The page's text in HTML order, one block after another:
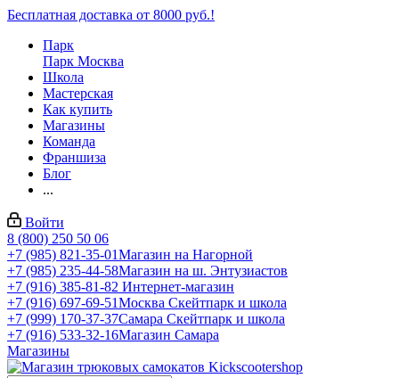
Бесплатная доставка от 8000 руб.!
Парк
Парк Москва
Школа
Мастерская
Как купить
Магазины
Команда
Франшиза
Блог
...
Войти
8 (800) 250 50 06
+7 (985) 821-35-01Магазин на Нагорной
+7 (985) 235-44-58Магазин на ш. Энтузиастов
+7 (916) 385-81-82 Интернет-магазин
+7 (916) 697-69-51Москва Скейтпарк и школа
+7 (999) 170-37-37Самара Скейтпарк и школа
+7 (916) 533-32-16Магазин Самара
Магазины